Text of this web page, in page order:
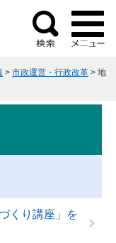
検
索
> 市政運営・行政改革 > 地
くり講座」を